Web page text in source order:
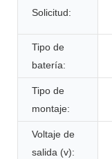
Solicitud:
Tipo de
batería:
Tipo de
montaje:
Voltaje de
salida (v):